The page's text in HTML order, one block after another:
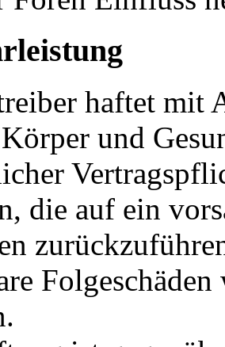
haftet mit
und
die auf ein
Folgeschäden